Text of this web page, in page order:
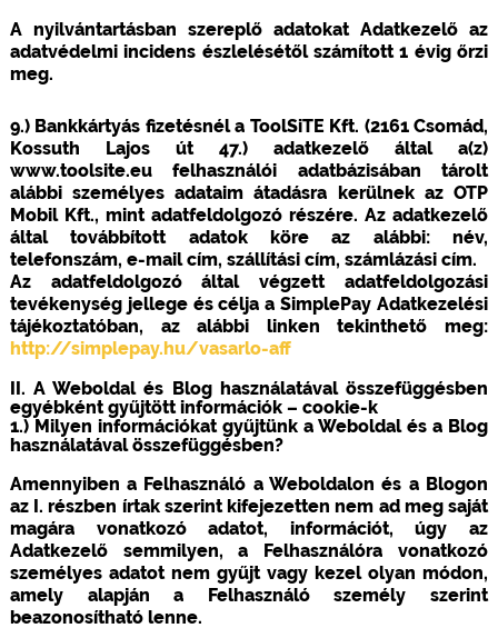
A nyilvántartásban szereplő adatokat Adatkezelő az
adatvédelmi incidens észlelésétől számított 1 évig őrzi
meg.
9.) Bankkártyás fizetésnél a ToolSiTE Kft. (2161 Csomád,
Kossuth Lajos út 47.) adatkezelő által a(z)
www.toolsite.eu felhasználói adatbázisában tárolt
alábbi személyes adataim átadásra kerülnek az OTP
Mobil Kft., mint adatfeldolgozó részére. Az adatkezelő
által továbbított adatok köre az alábbi: név,
telefonszám, e-mail cím, szállítási cím, számlázási cím.
Az adatfeldolgozó által végzett adatfeldolgozási
tevékenység jellege és célja a SimplePay Adatkezelési
tájékoztatóban, az alábbi linken tekinthető meg:
http://simplepay.hu/vasarlo-aff
II. A Weboldal és Blog használatával összefüggésben
egyébként gyűjtött információk – cookie-k
1.) Milyen információkat gyűjtünk a Weboldal és a Blog
használatával összefüggésben?
Amennyiben a Felhasználó a Weboldalon és a Blogon
az I. részben írtak szerint kifejezetten nem ad meg saját
magára vonatkozó adatot, információt, úgy az
Adatkezelő semmilyen, a Felhasználóra vonatkozó
személyes adatot nem gyűjt vagy kezel olyan módon,
amely alapján a Felhasználó személy szerint
beazonosítható lenne.